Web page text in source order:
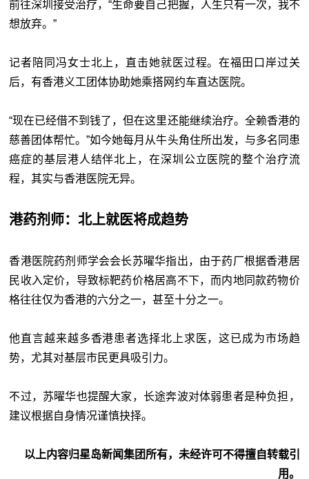
前往深圳接受治疗，“生命要自己把握，人生只有一次，我不
想放弃。”
记者陪同冯女士北上，直击她就医过程。在福田口岸过关
后，有香港义工团体协助她乘搭网约车直达医院。
“现在已经借不到钱了，但在这里还能继续治疗。全赖香港的
慈善团体帮忙。”如今她每月从牛头角住所出发，与多名同患
癌症的基层港人结伴北上，在深圳公立医院的整个治疗流
程，其实与香港医院无异。
港药剂师：北上就医将成趋势
香港医院药剂师学会会长苏曜华指出，由于药厂根据香港居
民收入定价，导致标靶药价格居高不下，而内地同款药物价
格往往仅为香港的六分之一，甚至十分之一。
他直言越来越多香港患者选择北上求医，这已成为市场趋
势，尤其对基层市民更具吸引力。
不过，苏曜华也提醒大家，长途奔波对体弱患者是种负担，
建议根据自身情况谨慎抉择。
以上内容归星岛新闻集团所有，未经许可不得擅自转载引
用。